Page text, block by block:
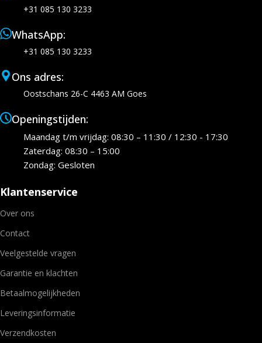
+31 085 130 3233
WhatsApp:
+31 085 130 3233
Ons adres:
Oostschans 26-C 4463 AM Goes
Openingstijden:
Maandag t/m vrijdag: 08:30 – 11:30 / 12:30 - 17:30
Zaterdag: 08:30 – 15:00
Zondag: Gesloten
Klantenservice
Over ons
Contact
Veelgestelde vragen
Garantie en klachten
Betaalmogelijkheden
Leveringsinformatie
Verzendkosten